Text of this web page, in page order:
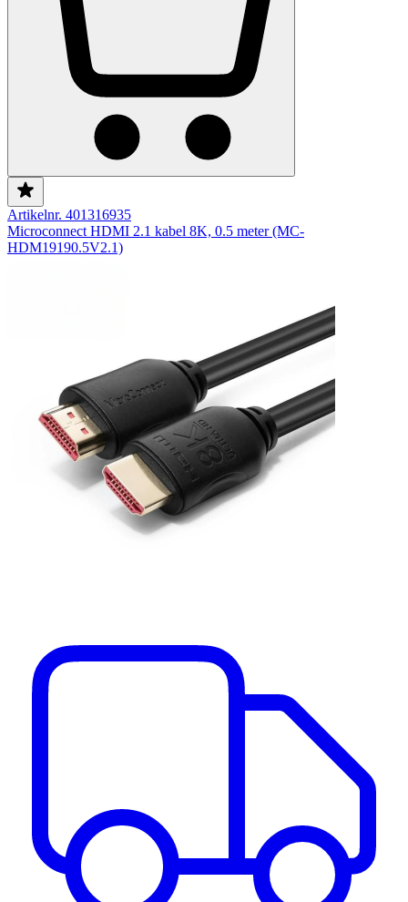
Artikelnr. 401316935
Microconnect HDMI 2.1 kabel 8K, 0.5 meter (MC-
HDM19190.5V2.1)